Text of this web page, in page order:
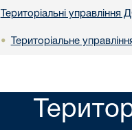
Територіальні управління
• Територіальне